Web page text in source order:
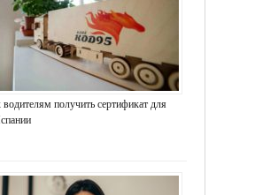
получить сертификат для